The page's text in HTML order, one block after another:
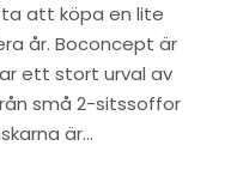
att köpa en lite
år. Boconcept är
ett stort urval av
små 2-sitssoffor
är…